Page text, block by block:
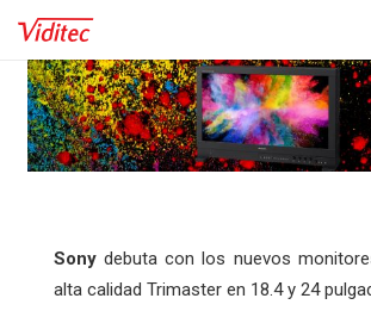
Sony debuta con los nuevos
alta calidad Trimaster en 18.4 y 24